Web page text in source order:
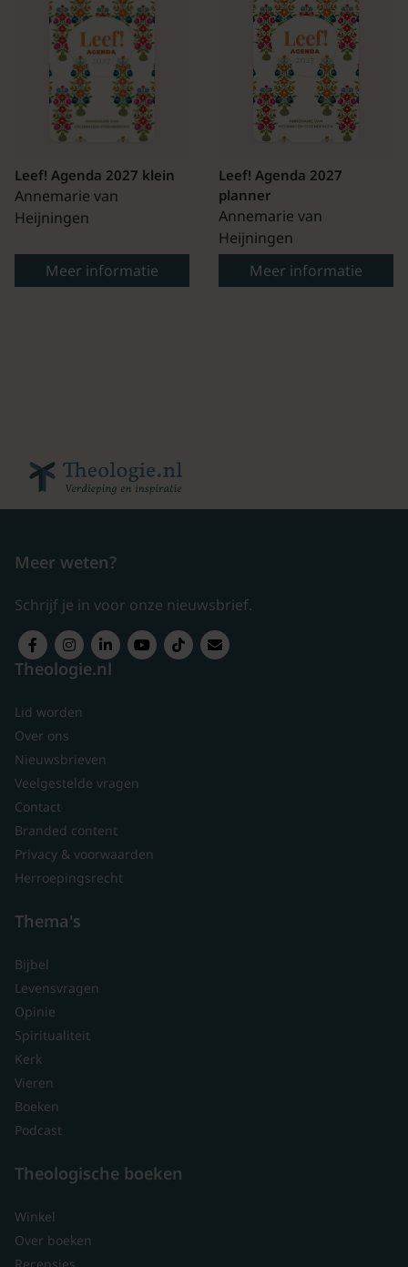
Leef! Agenda 2027 klein
Annemarie van
Heijningen
Meer informatie
Leef! Agenda 2027
planner
Annemarie van
Heijningen
Meer informatie
Meer weten?
Schrijf je in voor onze nieuwsbrief.
Theologie.nl
Lid worden
Over ons
Nieuwsbrieven
Veelgestelde vragen
Contact
Branded content
Privacy & voorwaarden
Herroepingsrecht
Thema's
Bijbel
Levensvragen
Opinie
Spiritualiteit
Kerk
Vieren
Boeken
Podcast
Theologische boeken
Winkel
Over boeken